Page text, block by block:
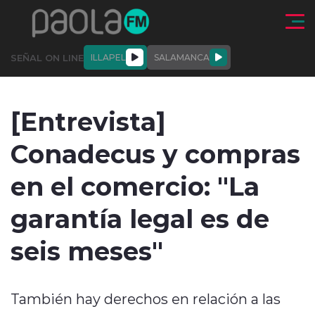
Click acá para ir directamente al contenido
SEÑAL ON LINE ILLAPEL SALAMANCA
ACTUALIDAD
modo claro
[Entrevista]
Conadecus y compras
en el comercio: "La
garantía legal es de
seis meses"
También hay derechos en relación a las